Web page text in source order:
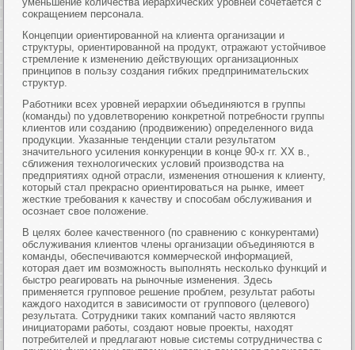
сокращением персонала.
Концепции ориентированной на клиента организации и
структуры, ориентированной на продукт, отражают устойчивое
стремление к изменению действующих организационных
принципов в пользу создания гибких предпринимательских
структур.
Работники всех уровней иерархии объединяются в группы
(команды) по удовлетворению конкретной потребности группы
клиентов или созданию (продвижению) определенного вида
продукции. Указанные тенденции стали результатом
значительного усиления конкуренции в конце 90-х гг. XX в.,
сближения технологических условий производства на
предприятиях одной отрасли, изменения отношения к клиенту,
который стал прекрасно ориентироваться на рынке, имеет
жесткие требования к качеству и способам обслуживания и
осознает свое положение.
В целях более качественного (по сравнению с конкурентами)
обслуживания клиентов члены организации объединяются в
команды, обеспечиваются коммерческой информацией,
которая дает им возможность выполнять несколько функций и
быстро реагировать на рыночные изменения. Здесь
применяется групповое решение проблем, результат работы
каждого находится в зависимости от группового (целевого)
результата. Сотрудники таких компаний часто являются
инициаторами работы, создают новые проекты, находят
потребителей и предлагают новые системы сотрудничества с